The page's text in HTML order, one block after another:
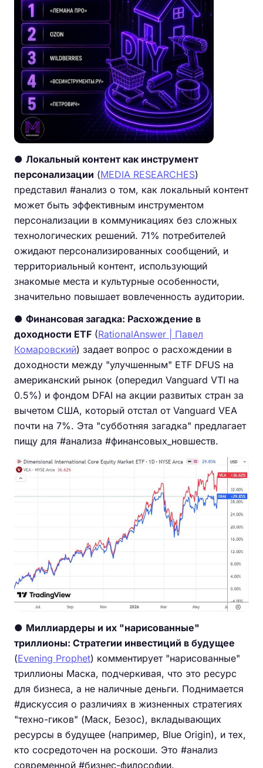
● Локальный контент как инструмент
персонализации (MEDIA RESEARCHES)
представил #анализ о том, как локальный контент
может быть эффективным инструментом
персонализации в коммуникациях без сложных
технологических решений. 71% потребителей
ожидают персонализированных сообщений, и
территориальный контент, использующий
знакомые места и культурные особенности,
значительно повышает вовлеченность аудитории.
● Финансовая загадка: Расхождение в
доходности ETF (RationalAnswer | Павел
Комаровский) задает вопрос о расхождении в
доходности между "улучшенным" ETF DFUS на
американский рынок (опередил Vanguard VTI на
0.5%) и фондом DFAI на акции развитых стран за
вычетом США, который отстал от Vanguard VEA
почти на 7%. Эта "субботняя загадка" предлагает
пищу для #анализа #финансовых_новшеств.
● Миллиардеры и их "нарисованные"
триллионы: Стратегии инвестиций в будущее
(Evening Prophet) комментирует "нарисованные"
триллионы Маска, подчеркивая, что это ресурс
для бизнеса, а не наличные деньги. Поднимается
#дискуссия о различиях в жизненных стратегиях
"техно-гиков" (Маск, Безос), вкладывающих
ресурсы в будущее (например, Blue Origin), и тех,
кто сосредоточен на роскоши. Это #анализ
современной #бизнес-философии.